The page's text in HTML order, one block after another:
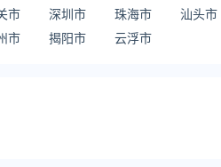
市 深圳市 珠海市 汕头市
市 揭阳市 云浮市